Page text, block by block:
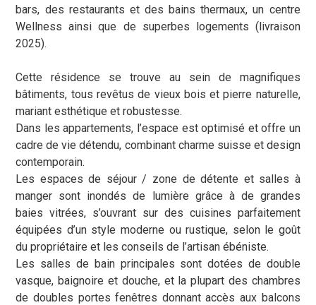
bars, des restaurants et des bains thermaux, un centre
Wellness ainsi que de superbes logements (livraison
2025).
Cette résidence se trouve au sein de magnifiques
bâtiments, tous revêtus de vieux bois et pierre naturelle,
mariant esthétique et robustesse.
Dans les appartements, l’espace est optimisé et offre un
cadre de vie détendu, combinant charme suisse et design
contemporain.
Les espaces de séjour / zone de détente et salles à
manger sont inondés de lumière grâce à de grandes
baies vitrées, s’ouvrant sur des cuisines parfaitement
équipées d’un style moderne ou rustique, selon le goût
du propriétaire et les conseils de l’artisan ébéniste.
Les salles de bain principales sont dotées de double
vasque, baignoire et douche, et la plupart des chambres
de doubles portes fenêtres donnant accès aux balcons